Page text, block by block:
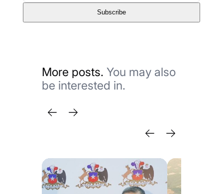
Subscribe
More posts.You may also
be interested in.